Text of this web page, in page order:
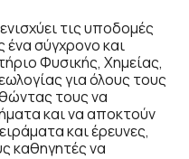
τις υποδομές
σύγχρονο και
Φυσικής, Χημείας,
για όλους τους
τους να
και να αποκτούν
και έρευνες,
καθηγητές να